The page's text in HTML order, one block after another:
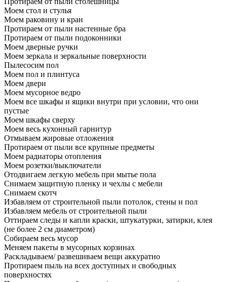
Моем стол и стулья
Моем раковину и кран
Протираем от пыли настенные бра
Протираем от пыли подоконники
Моем дверные ручки
Моем зеркала и зеркальные поверхности
Пылесосим пол
Моем пол и плинтуса
Моем двери
Моем мусорное ведро
Моем все шкафы и ящики внутри при условии, что они
пустые
Моем шкафы сверху
Моем весь кухонный гарнитур
Отмываем жировые отложения
Протираем от пыли все крупные предметы
Моем радиаторы отопления
Моем розетки/выключатели
Отодвигаем легкую мебель при мытье пола
Снимаем защитную пленку и чехлы с мебели
Снимаем скотч
Избавляем от строительной пыли потолок, стены и пол
Избавляем мебель от строительной пыли
Оттираем следы и капли краски, штукатурки, затирки, клея
(не более 2 см диаметром)
Собираем весь мусор
Меняем пакеты в мусорных корзинах
Раскладываем/ развешиваем вещи аккуратно
Протираем пыль на всех доступных и свободных
поверхностях